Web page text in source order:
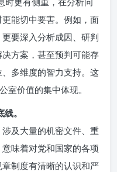
能切中要害。例如，面
要深入分析成因、研判
方案，甚至预判可能存
多维度的智力支持。这
室价值的集中体现。
。
及大量的机密文件、重
味着对党和国家的各项
制度有清晰的认识和严